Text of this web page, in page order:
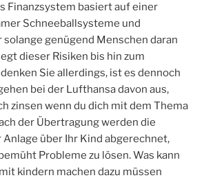
Finanzsystem basiert auf einer
Schneeballsysteme und
genügend Menschen daran
dieser Risiken bis hin zum
Sie allerdings, ist es dennoch
bei der Lufthansa davon aus,
zinsen wenn du dich mit dem Thema
der Übertragung werden die
Anlage über Ihr Kind abgerechnet,
Probleme zu lösen. Was kann
kindern machen dazu müssen